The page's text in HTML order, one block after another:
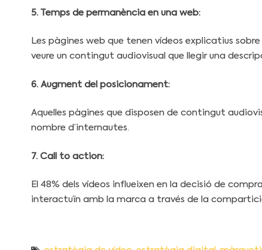
5. Temps de permanència en una web:
Les pàgines web que tenen vídeos explicatius
veure un contingut audiovisual que llegir una
6. Augment del posicionament:
Aquelles pàgines que disposen de contingut
nombre d’internautes.
7. Call to action:
El 48% dels vídeos influeixen en la decisió de
interactuïn amb la marca a través de la